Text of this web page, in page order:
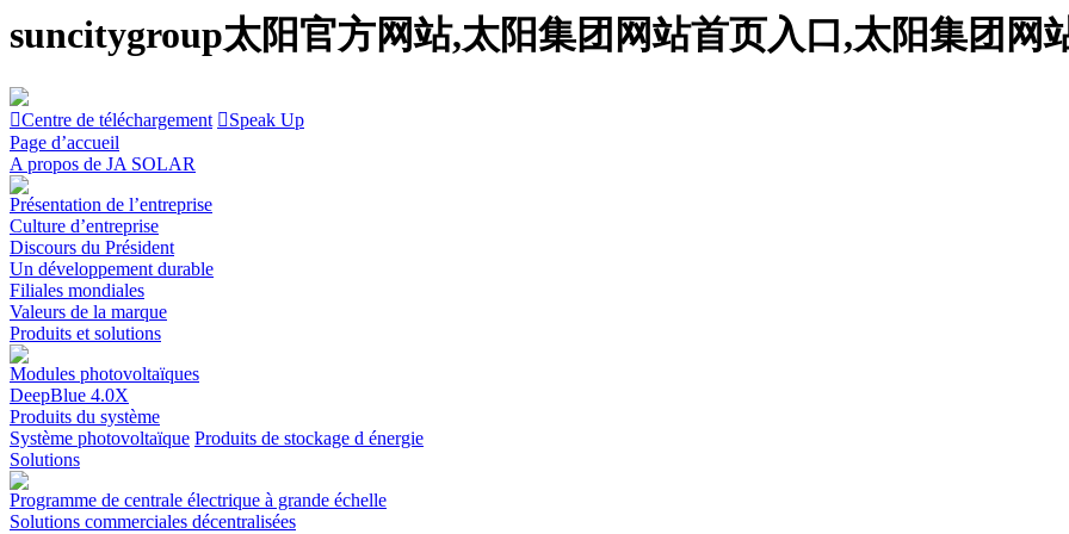
suncitygroup太阳官方网站,太阳集团网站首页入口,太阳集团网
Centre de téléchargement
Speak Up
Page d’accueil
A propos de JA SOLAR
Présentation de l’entreprise
Culture d’entreprise
Discours du Président
Un développement durable
Filiales mondiales
Valeurs de la marque
Produits et solutions
Modules photovoltaïques
DeepBlue 4.0X
Produits du système
Système photovoltaïque Produits de stockage d énergie
Solutions
Programme de centrale électrique à grande échelle
Solutions commerciales décentralisées